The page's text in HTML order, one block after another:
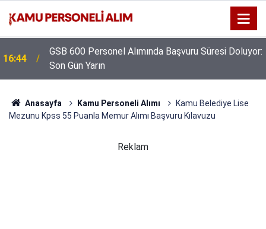
16:44
GSB 600 Personel Alımında Başvuru Süresi Doluyor:
Son Gün Yarın
Anasayfa Kamu Personeli Alımı
Kamu Belediye Lise
Mezunu Kpss 55 Puanla Memur Alımı Başvuru Kılavuzu
Reklam